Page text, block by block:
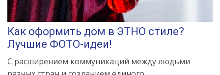
Как оформить дом в ЭТНО стиле?
Лучшие ФОТО-идеи!
С расширением коммуникаций между людьми